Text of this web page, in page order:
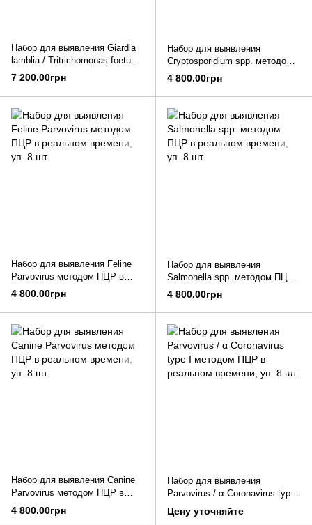
Набор для выявления Giardia
lamblia / Tritrichomonas foetus
методом ПЦР в реальном
времени, уп. 8 шт.
7 200.00грн
Набор для выявления
Cryptosporidium spp. методом
ПЦР в реальном времени, уп.
4 800.00грн
Набор для выявления Feline
Parvovirus методом ПЦР в
реальном времени, уп. 8 шт.
4 800.00грн
Набор для выявления
Salmonella spp. методом ПЦР
в реальном времени, уп. 8 шт.
4 800.00грн
Набор для выявления Canine
Parvovirus методом ПЦР в
реальном времени, уп. 8 шт.
4 800.00грн
Набор для выявления
Parvovirus / α Coronavirus type I
методом ПЦР в реальном
времени, уп. 8 шт.
Цену уточняйте